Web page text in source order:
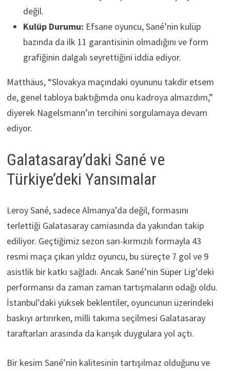
değil.
Kulüp Durumu: Efsane oyuncu, Sané’nin kulüp
bazında da ilk 11 garantisinin olmadığını ve form
grafiğinin dalgalı seyrettiğini iddia ediyor.
Matthäus, “Slovakya maçındaki oyununu takdir etsem
de, genel tabloya baktığımda onu kadroya almazdım,”
diyerek Nagelsmann’ın tercihini sorgulamaya devam
ediyor.
Galatasaray’daki Sané ve
Türkiye’deki Yansımalar
Leroy Sané, sadece Almanya’da değil, formasını
terlettiği Galatasaray camiasında da yakından takip
ediliyor. Geçtiğimiz sezon sarı-kırmızılı formayla 43
resmi maça çıkan yıldız oyuncu, bu süreçte 7 gol ve 9
asistlik bir katkı sağladı. Ancak Sané’nin Süper Lig’deki
performansı da zaman zaman tartışmaların odağı oldu.
İstanbul’daki yüksek beklentiler, oyuncunun üzerindeki
baskıyı artırırken, milli takıma seçilmesi Galatasaray
taraftarları arasında da karışık duygulara yol açtı.
Bir kesim Sané’nin kalitesinin tartışılmaz olduğunu ve